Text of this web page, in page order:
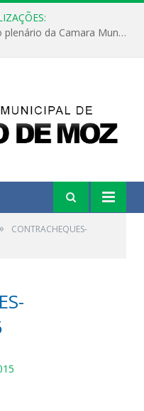
Hoje dia 05 de julho aconteceu no plenário da Camara Municipal de Porto de Moz a Sessão Solene de Abertura dos Trabalhos Legislativos 2º Período da 23ª Legislatura
CONTRACHEQUES-